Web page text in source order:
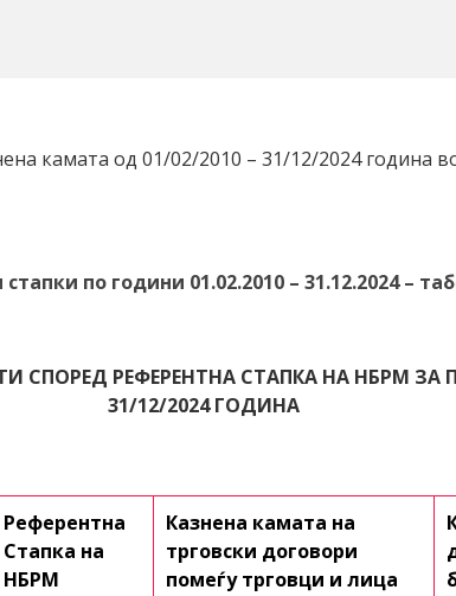
камата од 01/02/2010 – 31/12/2024 година
по години 01.02.2010 – 31.12.2024 –
СПОРЕД РЕФЕРЕНТНА СТАПКА НА НБРМ ЗА
31/12/2024 ГОДИНА
Референтна
Стапка на
НБРМ
Казнена камата на
трговски договори
помеѓу трговци и лица